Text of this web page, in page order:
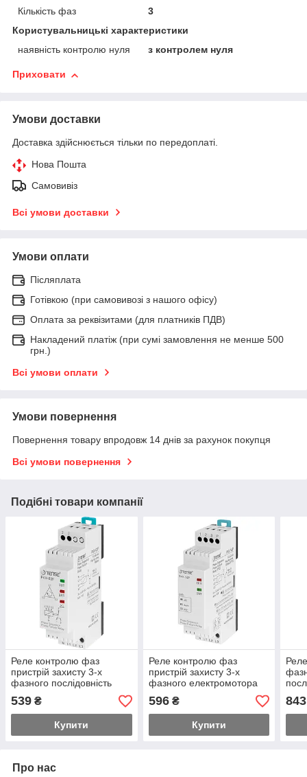
Кількість фаз
3
Користувальницькі характеристики
наявність контролю нуля
з контролем нуля
Приховати
Умови доставки
Доставка здійснюється тільки по передоплаті.
Нова Пошта
Самовивіз
Всі умови доставки
Умови оплати
Післяплата
Готівкою (при самовивозі з нашого офісу)
Оплата за реквізитами (для платників ПДВ)
Накладений платіж (при сумі замовлення не менше 500
грн.)
Всі умови оплати
Умови повернення
Повернення товару впродовж 14 днів за рахунок покупця
Всі умови повернення
Подібні товари компанії
Реле контролю фаз
пристрій захисту 3-х
фазного послідовність
539 ₴
Купити
Реле контролю фаз
пристрій захисту 3-х
фазного електромотора
596₴
Купити
843
Про нас